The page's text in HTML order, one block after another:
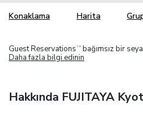
Konaklama Harita
Guest Reservations TM bağımsız bir
Daha fazla bilgi edinin
Hakkında FUJITAYA